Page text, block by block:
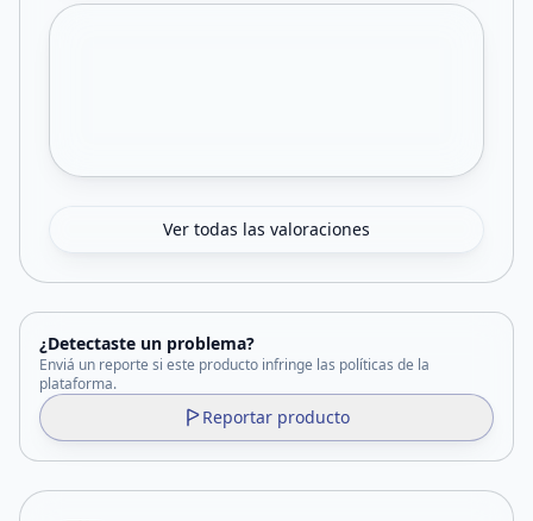
Ver todas las valoraciones
¿Detectaste un problema?
Enviá un reporte si este producto infringe las políticas de la
plataforma.
Reportar producto